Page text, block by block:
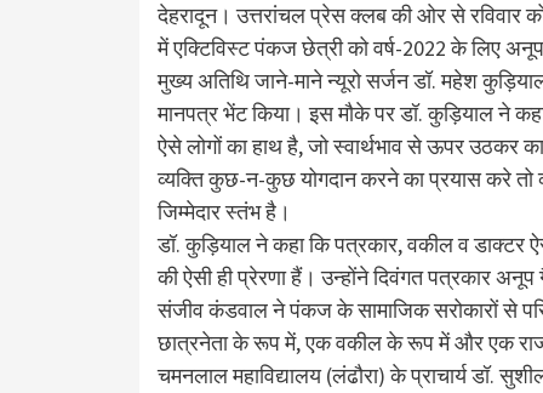
देहरादून। उत्तरांचल प्रेस क्लब की ओर से रविवार
में एक्टिविस्ट पंकज छेत्री को वर्ष-2022 के लिए
मुख्य अतिथि जाने-माने न्यूरो सर्जन डॉ. महेश
मानपत्र भेंट किया। इस मौके पर डॉ. कुड़ियाल ने
ऐसे लोगों का हाथ है, जो स्वार्थभाव से ऊपर उठकर
व्यक्ति कुछ-न-कुछ योगदान करने का प्रयास करे
जिम्मेदार स्तंभ है।
डॉ. कुड़ियाल ने कहा कि पत्रकार, वकील व
की ऐसी ही प्रेरणा हैं। उन्होंने दिवंगत पत्रकार
संजीव कंडवाल ने पंकज के सामाजिक सरोकारों से
छात्रनेता के रूप में, एक वकील के रूप में और एक
चमनलाल महाविद्यालय (लंढौरा) के प्राचार्य डॉ.